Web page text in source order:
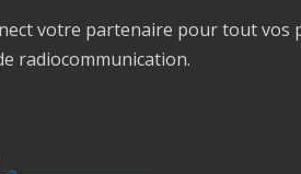
votre partenaire pour tout vos
radiocommunication.